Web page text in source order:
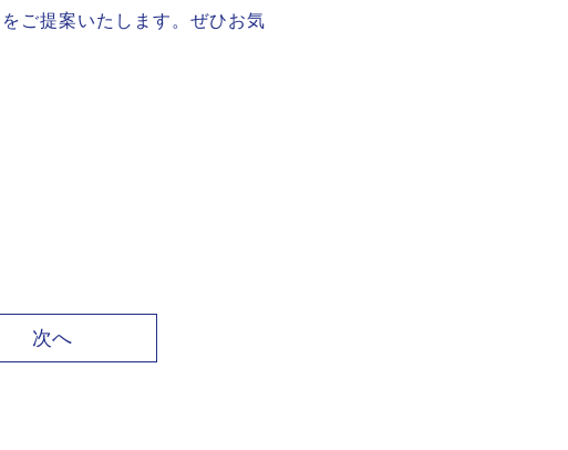
ご提案いたします。ぜひお気
次へ